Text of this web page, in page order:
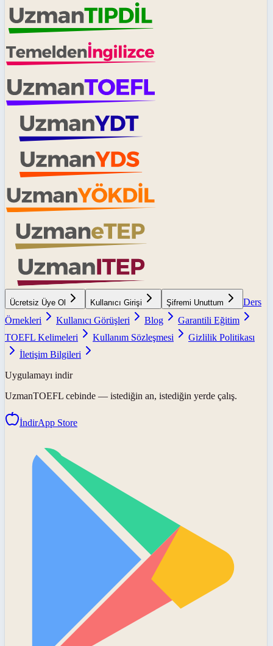
Ücretsiz Üye Ol Kullanıcı Girişi Şifremi Unuttum
Ders
Örnekleri
Kullanıcı Görüşleri Blog
Garantili Eğitim
TOEFL Kelimeleri
Kullanım Sözleşmesi
Gizlilik Politikası
İletişim Bilgileri
Uygulamayı indir
UzmanTOEFL cebinde — istediğin an, istediğin yerde çalış.
İndirApp Store